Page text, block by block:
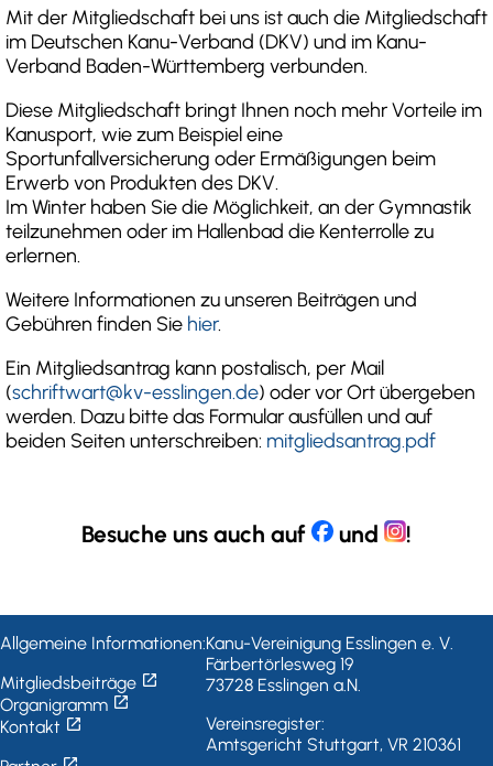
Mit der Mitgliedschaft bei uns ist auch die Mitgliedschaft
im Deutschen Kanu-Verband (DKV) und im Kanu-
Verband Baden-Württemberg verbunden.
Diese Mitgliedschaft bringt Ihnen noch mehr Vorteile im
Kanusport, wie zum Beispiel eine
Sportunfallversicherung oder Ermäßigungen beim
Erwerb von Produkten des DKV.
Im Winter haben Sie die Möglichkeit, an der Gymnastik
teilzunehmen oder im Hallenbad die Kenterrolle zu
erlernen.
Weitere Informationen zu unseren Beiträgen und
Gebühren finden Sie hier.
Ein Mitgliedsantrag kann postalisch, per Mail
(schriftwart@kv-esslingen.de) oder vor Ort übergeben
werden. Dazu bitte das Formular ausfüllen und auf
beiden Seiten unterschreiben: mitgliedsantrag.pdf
Besuche uns auch auf und !
Allgemeine Informationen:
Mitgliedsbeiträge open_in_new
Organigramm open_in_new
Kontakt open_in_new
Kanu-Vereinigung Esslingen e. V.
Färbertörlesweg 19
73728 Esslingen a.N.
Vereinsregister:
Amtsgericht Stuttgart, VR 210361